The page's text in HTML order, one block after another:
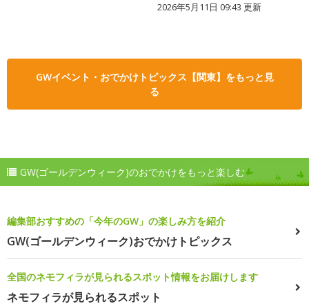
2026年5月11日 09:43 更新
GWイベント・おでかけトピックス【関東】をもっと見
る
GW(ゴールデンウィーク)のおでかけをもっと楽しむ
編集部おすすめの「今年のGW」の楽しみ方を紹介
GW(ゴールデンウィーク)おでかけトピックス
全国のネモフィラが見られるスポット情報をお届けします
ネモフィラが見られるスポット